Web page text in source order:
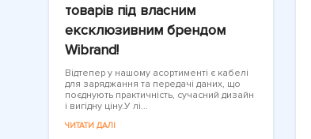
товарів під власним
ексклюзивним брендом
Wibrand!
Відтепер у нашому асортименті є кабелі
для заряджання та передачі даних, що
поєднують практичність, сучасний дизайн
і вигідну ціну.У лі...
ЧИТАТИ ДАЛІ